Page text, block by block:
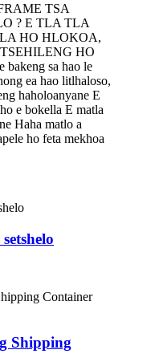
TSA
? E TLA TLA
HO HLOKOA,
HO
sa hao le
ea hao litlhaloso,
haholoanyane E
e bokella E matla
Haha matlo a
ho feta mekhoa
Shipping